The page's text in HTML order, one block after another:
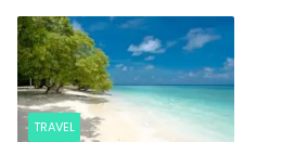
Hits
TRAVEL